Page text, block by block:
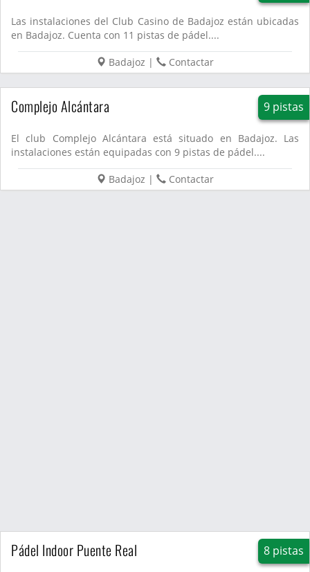
Las instalaciones del Club Casino de Badajoz están ubicadas
en Badajoz. Cuenta con 11 pistas de pádel....
Badajoz | Contactar
Complejo Alcántara 9 pistas
El club Complejo Alcántara está situado en Badajoz. Las
instalaciones están equipadas con 9 pistas de pádel....
Badajoz | Contactar
Pádel Indoor Puente Real 8 pistas